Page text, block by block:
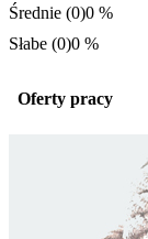
Średnie (0)0 %
Słabe (0)0 %
Oferty pracy